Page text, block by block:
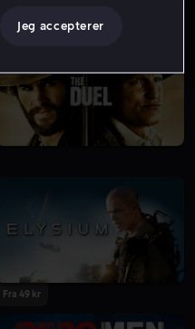
Fra 55 kr
Fra 49 kr
Jeg accepterer